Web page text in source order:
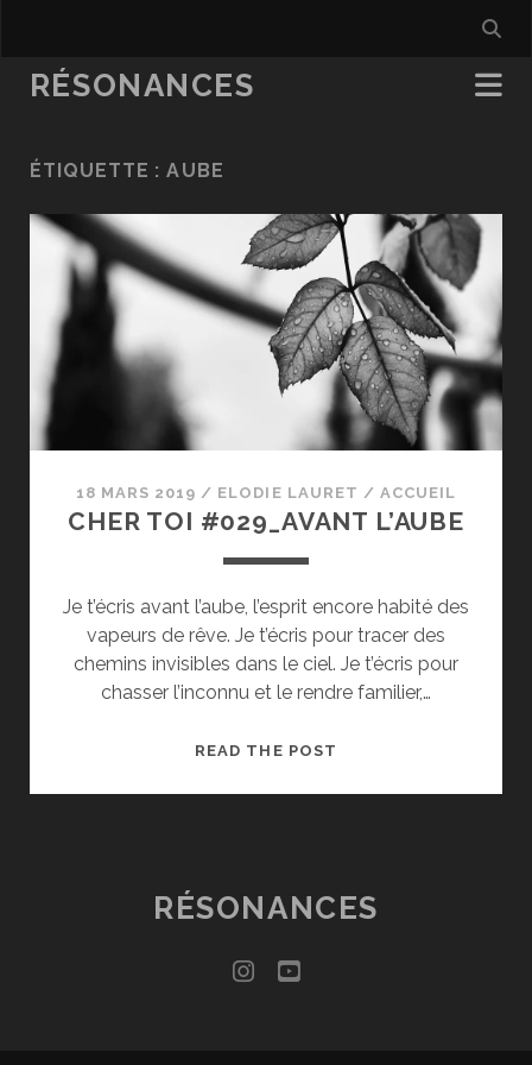
RÉSONANCES
ÉTIQUETTE :AUBE
18 MARS 2019 / ELODIE LAURET / ACCUEIL
CHER TOI #029_AVANT L’AUBE
Je t’écris avant l’aube, l’esprit encore habité des
vapeurs de rêve. Je t’écris pour tracer des
chemins invisibles dans le ciel. Je t’écris pour
chasser l’inconnu et le rendre familier,…
READ THE POST
RÉSONANCES
instagram
youtube